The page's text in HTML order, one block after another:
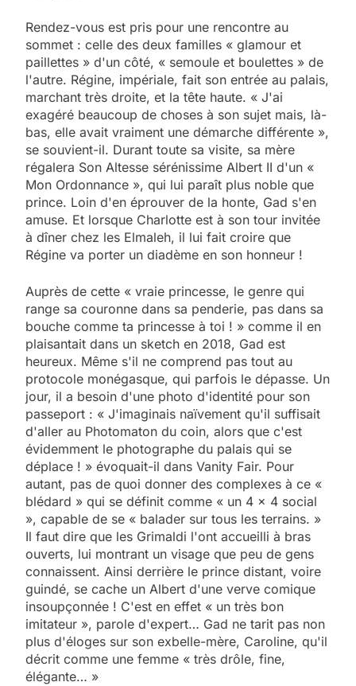
Rendez-vous est pris pour une rencontre au
sommet : celle des deux familles « glamour et
paillettes » d'un côté, « semoule et boulettes » de
l'autre. Régine, impériale, fait son entrée au palais,
marchant très droite, et la tête haute. « J'ai
exagéré beaucoup de choses à son sujet mais, là-
bas, elle avait vraiment une démarche différente »,
se souvient-il. Durant toute sa visite, sa mère
régalera Son Altesse sérénissime Albert II d'un «
Mon Ordonnance », qui lui paraît plus noble que
prince. Loin d'en éprouver de la honte, Gad s'en
amuse. Et lorsque Charlotte est à son tour invitée
à dîner chez les Elmaleh, il lui fait croire que
Régine va porter un diadème en son honneur !
Auprès de cette « vraie princesse, le genre qui
range sa couronne dans sa penderie, pas dans sa
bouche comme ta princesse à toi ! » comme il en
plaisantait dans un sketch en 2018, Gad est
heureux. Même s'il ne comprend pas tout au
protocole monégasque, qui parfois le dépasse. Un
jour, il a besoin d'une photo d'identité pour son
passeport : « J'imaginais naïvement qu'il suffisait
d'aller au Photomaton du coin, alors que c'est
évidemment le photographe du palais qui se
déplace ! » évoquait-il dans Vanity Fair. Pour
autant, pas de quoi donner des complexes à ce «
blédard » qui se définit comme « un 4 x 4 social
», capable de se « balader sur tous les terrains. »
Il faut dire que les Grimaldi l'ont accueilli à bras
ouverts, lui montrant un visage que peu de gens
connaissent. Ainsi derrière le prince distant, voire
guindé, se cache un Albert d'une verve comique
insoupçonnée ! C'est en effet « un très bon
imitateur », parole d'expert… Gad ne tarit pas non
plus d'éloges sur son exbelle-mère, Caroline, qu'il
décrit comme une femme « très drôle, fine,
élégante… »